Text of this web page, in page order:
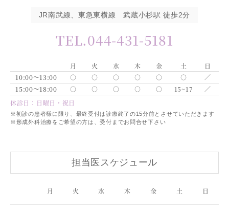
JR南武線、東急東横線 武蔵小杉駅 徒歩2分
TEL.044-431-5181
月 火 水 木 金 土
日
10:00～13:00
○ ○ ○ ○ ○ ○
／
15:00～18:00
○ ○ ○ ○ ○ 15~17
／
休診日：日曜日・祝日
※初診の患者様に限り、最終受付は診療終了の15分前とさせていただきます
※形成外科治療をご希望の方は、受付までお問合せ下さい
担当医スケジュール
月 火 水 木 金 土 日